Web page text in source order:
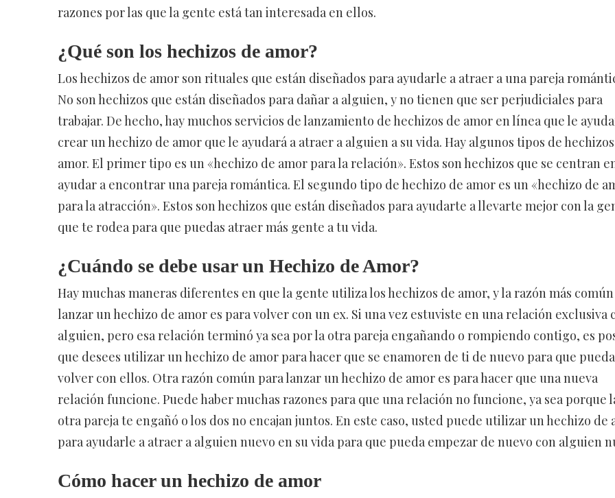
razones por las que la gente está tan interesada en ellos.
¿Qué son los hechizos de amor?
Los hechizos de amor son rituales que están diseñados para ayudarle a atraer a una pareja
No son hechizos que están diseñados para dañar a alguien, y no tienen que ser perjudiciales para
trabajar. De hecho, hay muchos servicios de lanzamiento de hechizos de amor en línea que le
crear un hechizo de amor que le ayudará a atraer a alguien a su vida. Hay algunos tipos de
amor. El primer tipo es un «hechizo de amor para la relación». Estos son hechizos que se centran
ayudar a encontrar una pareja romántica. El segundo tipo de hechizo de amor es un «hechizo de
para la atracción». Estos son hechizos que están diseñados para ayudarte a llevarte mejor con la
que te rodea para que puedas atraer más gente a tu vida.
¿Cuándo se debe usar un Hechizo de Amor?
Hay muchas maneras diferentes en que la gente utiliza los hechizos de amor, y la razón más
lanzar un hechizo de amor es para volver con un ex. Si una vez estuviste en una relación exclusiva
alguien, pero esa relación terminó ya sea por la otra pareja engañando o rompiendo contigo, es
que desees utilizar un hechizo de amor para hacer que se enamoren de ti de nuevo para que
volver con ellos. Otra razón común para lanzar un hechizo de amor es para hacer que una nueva
relación funcione. Puede haber muchas razones para que una relación no funcione, ya sea porque
otra pareja te engañó o los dos no encajan juntos. En este caso, usted puede utilizar un hechizo de
para ayudarle a atraer a alguien nuevo en su vida para que pueda empezar de nuevo con alguien
Cómo hacer un hechizo de amor